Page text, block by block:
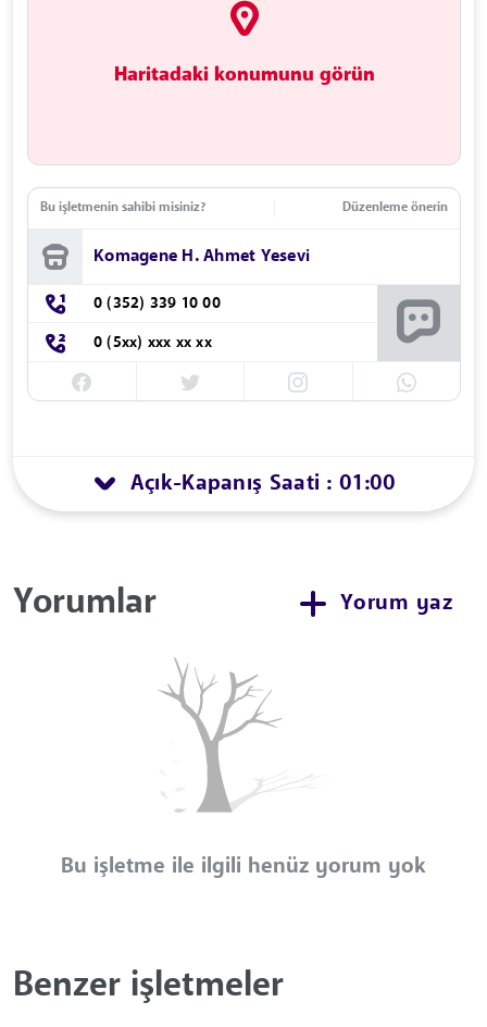
Haritadaki konumunu görün
Bu işletmenin sahibi misiniz? Düzenleme önerin
Komagene H. Ahmet Yesevi
0 (352) 339 10 00
0 (5xx) xxx xx xx
Açık-Kapanış Saati : 01:00
Yorumlar Yorum yaz
Bu işletme ile ilgili henüz yorum yok
Benzer işletmeler